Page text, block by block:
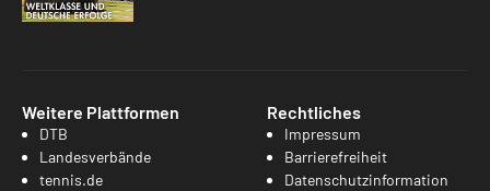
Weitere Plattformen
DTB
Landesverbände
tennis.de
Rechtliches
Impressum
Barrierefreiheit
Datenschutzinformation